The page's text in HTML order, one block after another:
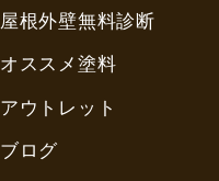
屋根外壁無料診断
オススメ塗料
アウトレット
ブログ